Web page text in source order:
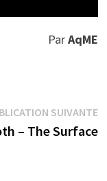
ParAqME
SUIVANTE
– The Surface